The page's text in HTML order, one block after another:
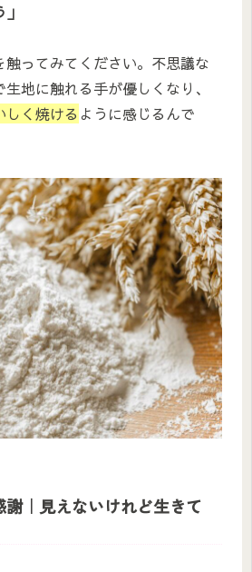
触ってみてください。不思議な
地に触れる手が優しくなり、
しく焼ける ように感じるんで
謝｜見えないけれど生きて